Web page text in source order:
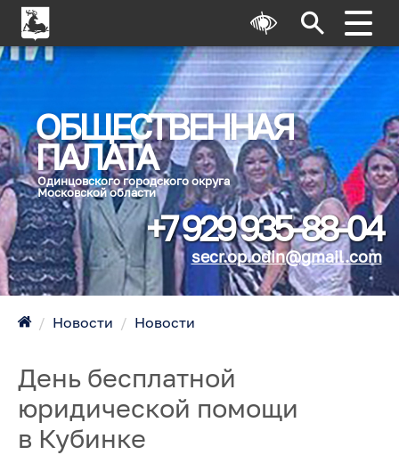
ОБЩЕСТВЕННАЯ
ПАЛАТА
Одинцовского городского округа
Московской области
+7 929 935-88-04
secr.op.odin@gmail.com
/ Новости / Новости
День бесплатной
юридической помощи
в Кубинке